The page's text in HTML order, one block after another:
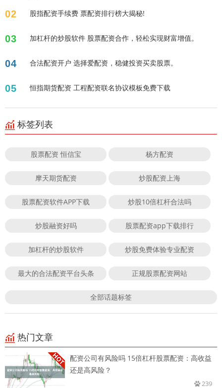
02 股指配资手续费 票配资排行榜大揭秘!
03 加杠杆的炒股软件 股票配资合作，轻松实现财富增值。
04 合法配资开户 选择爱配资，稳健投资买卖股票。
05 恒指期货配资 工程配资联名协议模板免费下载
标签列表
股票配资 恒信宝 杨方配资
摩天期货配资 炒股配资上海
股票配资软件APP下载 炒股10倍杠杆合法吗
炒股融资好吗 股票配资app下载排行
加杠杆的炒股软件 炒股免费体验专业配资
最大的合法配资平台头条 正规股票配资网站
全部话题标签
热门文章
配资公司有风险吗 15倍杠杆股票配资：高收益
还是高风险？
239